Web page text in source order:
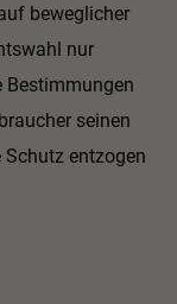
beweglicher
nur
Bestimmungen
seinen
entzogen